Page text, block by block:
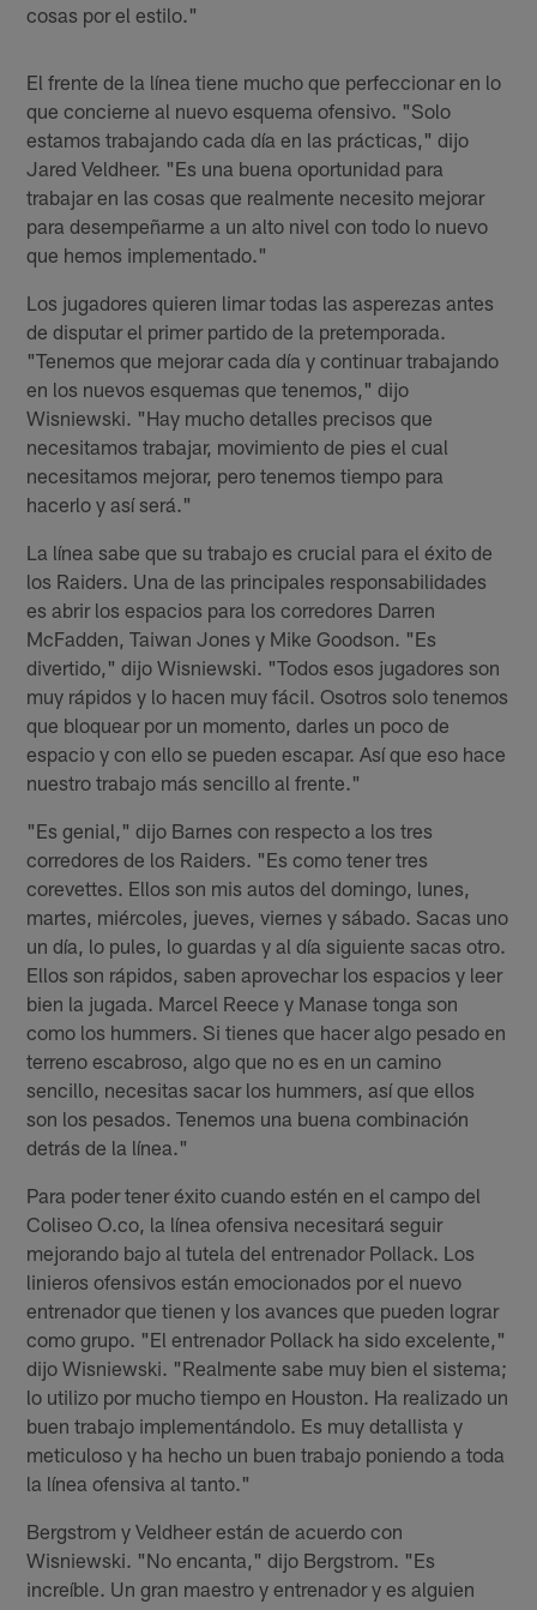
cosas por el estilo."
El frente de la línea tiene mucho que perfeccionar en lo
que concierne al nuevo esquema ofensivo. "Solo
estamos trabajando cada día en las prácticas," dijo
Jared Veldheer. "Es una buena oportunidad para
trabajar en las cosas que realmente necesito mejorar
para desempeñarme a un alto nivel con todo lo nuevo
que hemos implementado."
Los jugadores quieren limar todas las asperezas antes
de disputar el primer partido de la pretemporada.
"Tenemos que mejorar cada día y continuar trabajando
en los nuevos esquemas que tenemos," dijo
Wisniewski. "Hay mucho detalles precisos que
necesitamos trabajar, movimiento de pies el cual
necesitamos mejorar, pero tenemos tiempo para
hacerlo y así será."
La línea sabe que su trabajo es crucial para el éxito de
los Raiders. Una de las principales responsabilidades
es abrir los espacios para los corredores Darren
McFadden, Taiwan Jones y Mike Goodson. "Es
divertido," dijo Wisniewski. "Todos esos jugadores son
muy rápidos y lo hacen muy fácil. Osotros solo tenemos
que bloquear por un momento, darles un poco de
espacio y con ello se pueden escapar. Así que eso hace
nuestro trabajo más sencillo al frente."
"Es genial," dijo Barnes con respecto a los tres
corredores de los Raiders. "Es como tener tres
corevettes. Ellos son mis autos del domingo, lunes,
martes, miércoles, jueves, viernes y sábado. Sacas uno
un día, lo pules, lo guardas y al día siguiente sacas otro.
Ellos son rápidos, saben aprovechar los espacios y leer
bien la jugada. Marcel Reece y Manase tonga son
como los hummers. Si tienes que hacer algo pesado en
terreno escabroso, algo que no es en un camino
sencillo, necesitas sacar los hummers, así que ellos
son los pesados. Tenemos una buena combinación
detrás de la línea."
Para poder tener éxito cuando estén en el campo del
Coliseo O.co, la línea ofensiva necesitará seguir
mejorando bajo al tutela del entrenador Pollack. Los
linieros ofensivos están emocionados por el nuevo
entrenador que tienen y los avances que pueden lograr
como grupo. "El entrenador Pollack ha sido excelente,"
dijo Wisniewski. "Realmente sabe muy bien el sistema;
lo utilizo por mucho tiempo en Houston. Ha realizado un
buen trabajo implementándolo. Es muy detallista y
meticuloso y ha hecho un buen trabajo poniendo a toda
la línea ofensiva al tanto."
Bergstrom y Veldheer están de acuerdo con
Wisniewski. "No encanta," dijo Bergstrom. "Es
increíble. Un gran maestro y entrenador y es alguien